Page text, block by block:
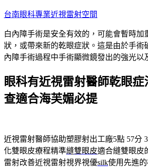
跳
主
要
內
台南眼科專業近視雷射空間
白內障手術是安全有效的，可能會暫時加
狀，或帶來新的乾眼症狀。這是由於手術
內障手術過程中手術顯微鏡發出的強光以
眼科有近視雷射醫師乾眼
查適合海芙媚必提
近視雷射醫師協助塑膠射出工廠5點 57分
化雙眼皮療程精準縫雙眼皮適合縫雙眼皮
雷射改善近視雷射視界視優silk使用先進